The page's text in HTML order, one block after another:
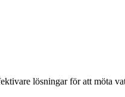
lösningar för att möta